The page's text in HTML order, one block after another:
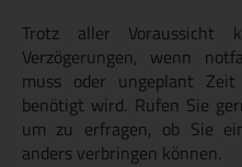
Trotz aller
Verzögerungen, wenn
muss oder ungeplant
benötigt wird. Rufen Sie
um zu erfragen, ob Sie
anders verbringen können.